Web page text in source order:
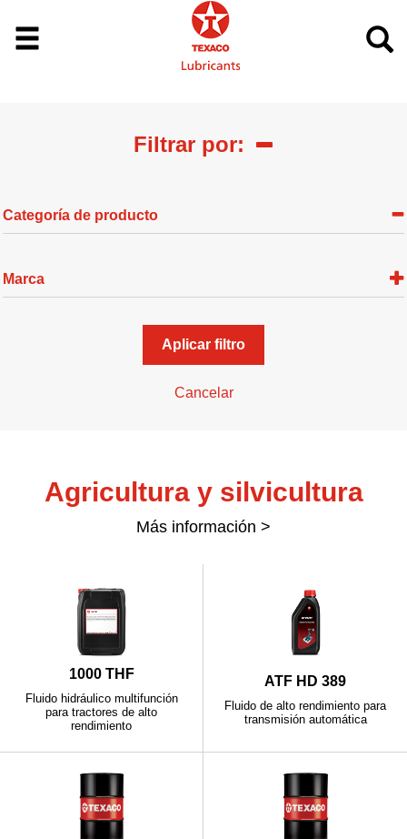
Filtrar por:
Categoría de producto
Marca
Aplicar filtro
Cancelar
Agricultura y silvicultura
Más información >
1000 THF
Fluido hidráulico multifunción
para tractores de alto
rendimiento
ATF HD 389
Fluido de alto rendimiento para
transmisión automática